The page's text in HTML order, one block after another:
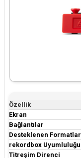
Özellik
Ekran
Bağlantılar
Desteklenen Formatlar
rekordbox Uyumluluğu
Titreşim Direnci